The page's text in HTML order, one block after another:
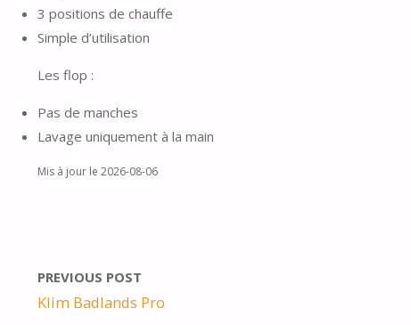
3 positions de chauffe
Simple d’utilisation
Les flop :
Pas de manches
Lavage uniquement à la main
Mis à jour le 2026-08-06
PREVIOUS POST
Klim Badlands Pro